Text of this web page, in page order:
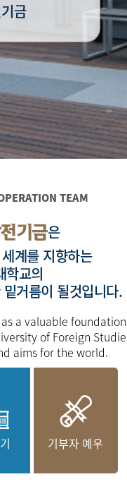
금
TEAM
기금은
계를 지향하는
학교의
거름이 될것입니다.
a valuable
of Foreign
aims for the world.
기부자 예우